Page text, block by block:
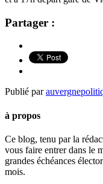
Partager :
Publié par
à propos
Ce blog, tenu par la
vous faire entrer dans le
grandes échéances
mois.